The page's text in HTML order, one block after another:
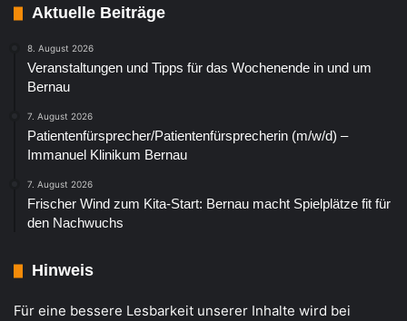
Aktuelle Beiträge
8. August 2026
Veranstaltungen und Tipps für das Wochenende in und um
Bernau
7. August 2026
Patientenfürsprecher/Patientenfürsprecherin (m/w/d) –
Immanuel Klinikum Bernau
7. August 2026
Frischer Wind zum Kita-Start: Bernau macht Spielplätze fit für
den Nachwuchs
Hinweis
Für eine bessere Lesbarkeit unserer Inhalte wird bei